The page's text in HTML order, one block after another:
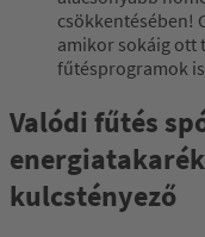
csökkentésében!
amikor sokáig ott
fűtésprogramok
Valódi fűtés
kulcstényező